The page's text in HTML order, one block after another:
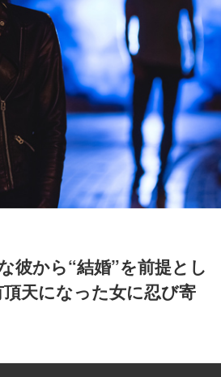
彼から“結婚”を前提とし
天になった女に忍び寄